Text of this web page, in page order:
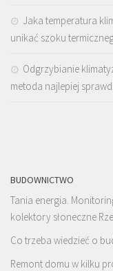
Jaka temperatura
unikać szoku
Odgrzybianie
metoda najlepiej
BUDOWNICTWO
Tania energia.
kolektory słoneczne
Co trzeba wiedzieć o
Remont domu w kilku